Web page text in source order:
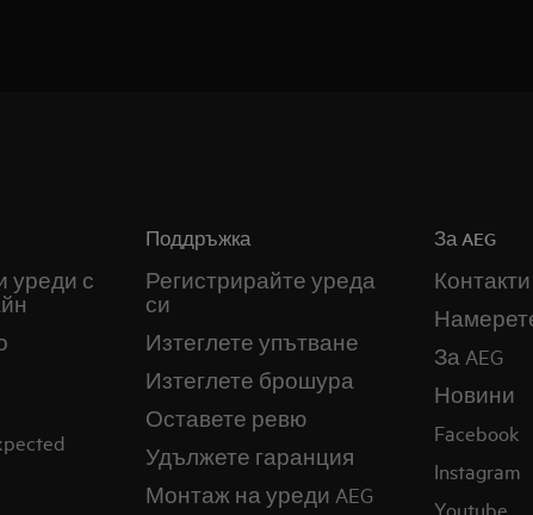
уреди с
Поддръжка
Регистрирайте уреда
си
Изтеглете упътване
Изтеглете брошура
Оставете ревю
Удължете гаранция
Монтаж на уреди AEG
За AEG
Контакти
За AEG
Новини
Facebook
Instagram
Youtube